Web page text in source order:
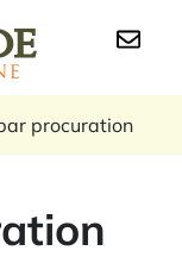
sur
procuration